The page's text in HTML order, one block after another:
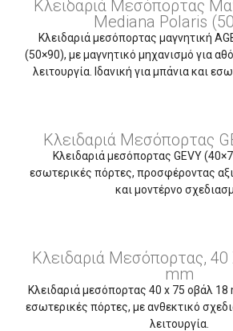
Κλειδαριά Μεσόπορτας
Mediana Polaris
Κλειδαριά μεσόπορτας μαγνητική
(50×90), με μαγνητικό μηχανισμό για
λειτουργία. Ιδανική για μπάνια και
Κλειδαριά Μεσόπορτας
Κλειδαριά μεσόπορτας GEVY
εσωτερικές πόρτες, προσφέροντας
και μοντέρνο
Κλειδαριά Μεσόπορτας,
mm
Κλειδαριά μεσόπορτας 40 x 75 οβάλ 18
εσωτερικές πόρτες, με ανθεκτικό
λειτουργία.